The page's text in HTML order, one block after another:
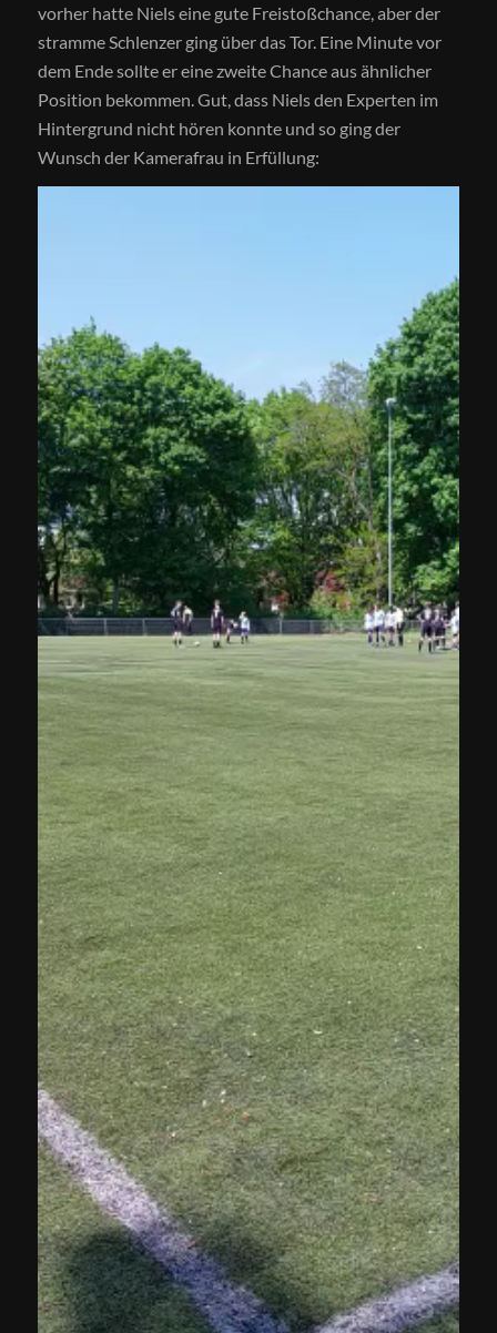
vorher hatte Niels eine gute Freistoßchance, aber der
stramme Schlenzer ging über das Tor. Eine Minute vor
dem Ende sollte er eine zweite Chance aus ähnlicher
Position bekommen. Gut, dass Niels den Experten im
Hintergrund nicht hören konnte und so ging der
Wunsch der Kamerafrau in Erfüllung: